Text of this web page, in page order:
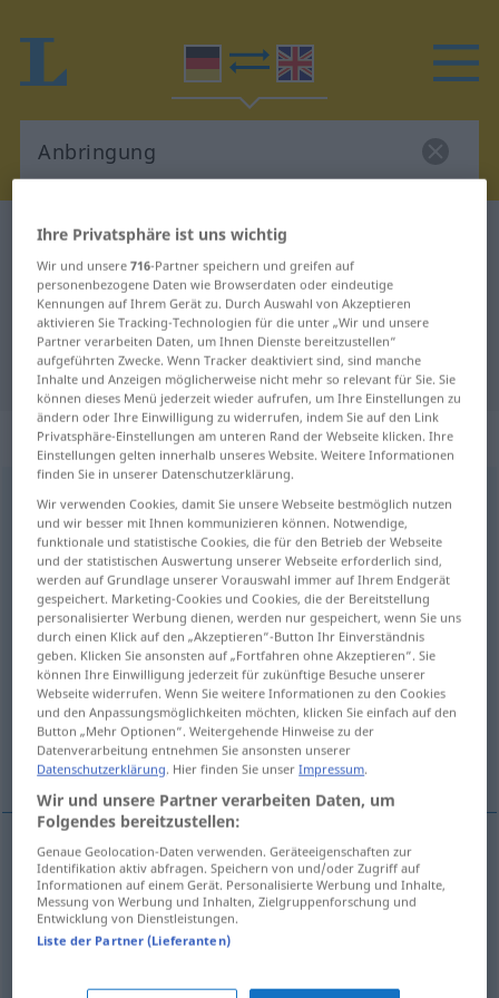
Deutsch-Englisch Wörterbuch
Deutsch-Englisch Übersetzung für
"Anbringung"
"Anbringung" Englisch Übersetzung
„Anbringung“: Femininum
Anbringungf <Anbringung; keinpl>
Übersicht aller Übersetzungen
(Für mehr Details die Übersetzung anklicken/antippen)
insertion, inclusion
attachment, installation, fitting, location,
mounting
positioning, external mounting
insertion Anbringung einer Klausel etc
inclusion Anbringung einer Klausel etc
Ihre Privatsphäre ist uns wichtig
Wir und unsere716-Partner speichern und greifen auf
personenbezogene Daten wie Browserdaten oder eindeutige
Kennungen auf Ihrem Gerät zu. Durch Auswahl von Akzeptieren
aktivieren Sie Tracking-Technologien für die unter „Wir und unsere
Partner verarbeiten Daten, um Ihnen Dienste bereitzustellen“
aufgeführten Zwecke. Wenn Tracker deaktiviert sind, sind manche
Inhalte und Anzeigen möglicherweise nicht mehr so relevant für Sie. Sie
können dieses Menü jederzeit wieder aufrufen, um Ihre Einstellungen zu
ändern oder Ihre Einwilligung zu widerrufen, indem Sie auf den Link
Privatsphäre-Einstellungen am unteren Rand der Webseite klicken. Ihre
Einstellungen gelten innerhalb unseres Website. Weitere Informationen
finden Sie in unserer Datenschutzerklärung.
Wir verwenden Cookies, damit Sie unsere Webseite bestmöglich nutzen
und wir besser mit Ihnen kommunizieren können. Notwendige,
funktionale und statistische Cookies, die für den Betrieb der Webseite
und der statistischen Auswertung unserer Webseite erforderlich sind,
werden auf Grundlage unserer Vorauswahl immer auf Ihrem Endgerät
gespeichert. Marketing-Cookies und Cookies, die der Bereitstellung
personalisierter Werbung dienen, werden nur gespeichert, wenn Sie uns
durch einen Klick auf den „Akzeptieren“-Button Ihr Einverständnis
geben. Klicken Sie ansonsten auf „Fortfahren ohne Akzeptieren“. Sie
können Ihre Einwilligung jederzeit für zukünftige Besuche unserer
Webseite widerrufen. Wenn Sie weitere Informationen zu den Cookies
und den Anpassungsmöglichkeiten möchten, klicken Sie einfach auf den
Button „Mehr Optionen“. Weitergehende Hinweise zu der
Datenverarbeitung entnehmen Sie ansonsten unserer
Datenschutzerklärung. Hier finden Sie unserImpressum.
Wir und unsere Partner verarbeiten Daten, um
Folgendes bereitzustellen:
Genaue Geolocation-Daten verwenden. Geräteeigenschaften zur
Identifikation aktiv abfragen. Speichern von und/oder Zugriff auf
Informationen auf einem Gerät. Personalisierte Werbung und Inhalte,
Messung von Werbung und Inhalten, Zielgruppenforschung und
Entwicklung von Dienstleistungen.
Liste der Partner (Lieferanten)